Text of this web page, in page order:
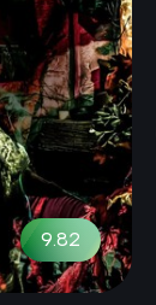
9.82